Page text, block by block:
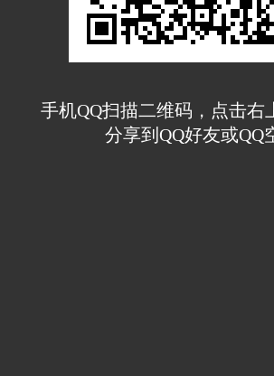
手机QQ扫描二维码，点击右
分享到QQ好友或QQ